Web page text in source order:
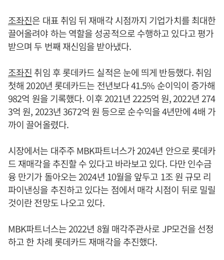
조좌진은 대표 취임 뒤 재매각 시점까지 기업가치를 최대한
끌어올려야 하는 역할을 성공적으로 수행하고 있다고 평가
받으며 두 번째 재신임을 받아냈다.
조좌진 취임 후 롯데카드 실적은 눈에 띄게 반등했다. 취임
첫해 2020년 롯데카드는 전년보다 41.5% 순이익이 증가해
982억 원을 기록했다. 이후 2021년 2225억 원, 2022년 274
3억 원, 2023년 3672억 원 등으로 순수익을 4년만에 4배 가
까이 끌어올렸다.
시장에서는 대주주 MBK파트너스가 2024년 안으로 롯데카
드 재매각을 추진할 수 있다고 바라보고 있다. 다만 인수금
융 만기가 돌아오는 2024년 10월을 앞두고 1조 원 규모 리
파이낸싱을 추진하고 있다는 점에서 매각 시점이 뒤로 밀릴
것이란 전망도 나오고 있다.
MBK파트너스는 2022년 8월 매각주관사로 JP모건을 선정
하고 한 차례 롯데카드 재매각을 추진했다.